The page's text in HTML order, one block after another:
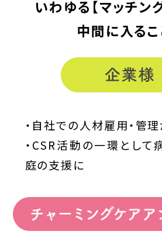
いわゆる【マッチン
中間に入るこ
・自社での人材雇用・管
・CSR活動の一環として
庭の支援に